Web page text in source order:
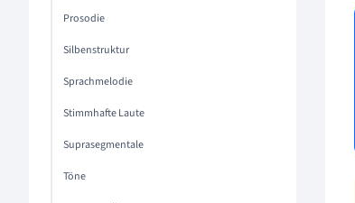
Prosodie
Silbenstruktur
Sprachmelodie
Stimmhafte Laute
Suprasegmentale
Töne